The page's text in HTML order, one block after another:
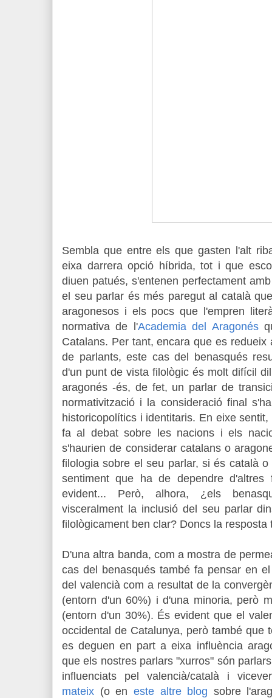
Sembla que entre els que gasten l'alt
eixa darrera opció híbrida, tot i que
diuen patués, s'entenen perfectament
el seu parlar és més paregut al català
aragonesos i els pocs que l'empren
normativa de l'Academia del Aragonés
Catalans. Per tant, encara que es
de parlants, este cas del benasqués
d'un punt de vista filològic és molt difícil
aragonés -és, de fet, un parlar de
normativització i la consideració final
historicopolítics i identitaris. En eixe
fa al debat sobre les nacions i els
s'haurien de considerar catalans o
filologia sobre el seu parlar, si és català
sentiment que ha de dependre d'altres
evident... Però, alhora, ¿els
visceralment la inclusió del seu parlar
filològicament ben clar? Doncs la resposta
D'una altra banda, com a mostra de
cas del benasqués també fa pensar en
del valencià com a resultat de la
(entorn d'un 60%) i d'una minoria, però
(entorn d'un 30%). És evident que el
occidental de Catalunya, però també que
es deguen en part a eixa influència
que els nostres parlars "xurros" són
influenciats pel valencià/català i
mateix (o en este altre blog sobre